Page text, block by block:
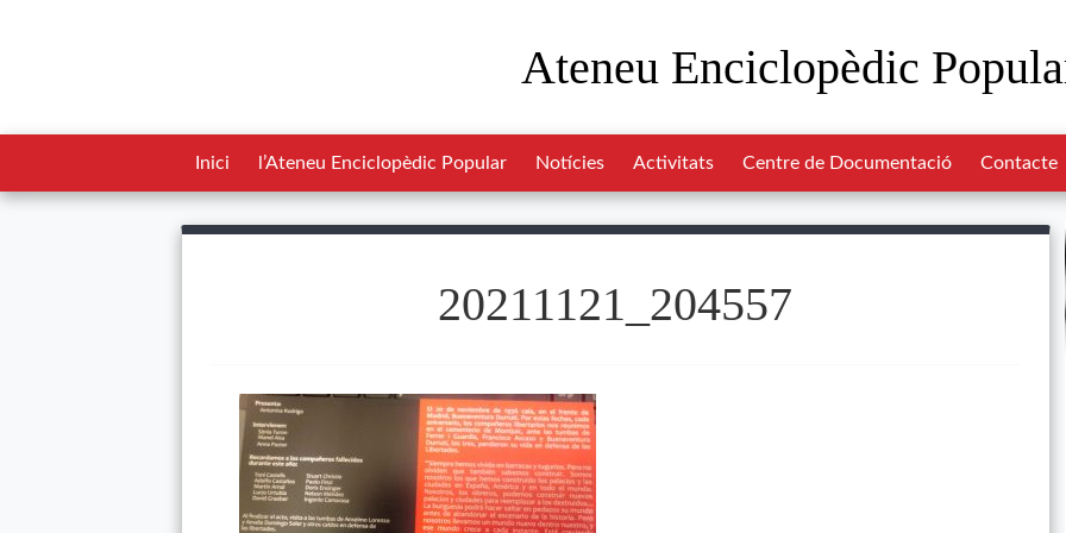
Ateneu Enciclopèdic
Inici l’Ateneu Enciclopèdic Popular Notícies Activitats Centre de Documentació Contacte
20211121_204557